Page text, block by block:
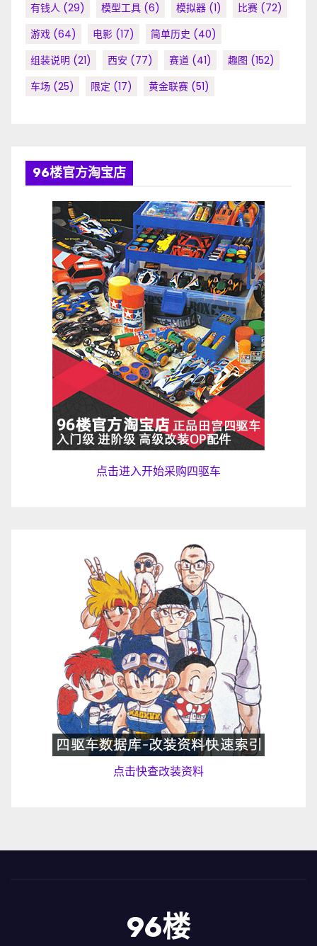
有钱人 (29) 模型工具 (6) 模拟器 (1) 比赛 (72)
游戏 (64) 电影 (17) 简单历史 (40)
组装说明 (21) 西安 (77) 赛道 (41) 趣图 (152)
车场 (25) 限定 (17) 黄金联赛 (51)
96楼官方淘宝店
点击进入开始采购四驱车
点击快查改装资料
96楼